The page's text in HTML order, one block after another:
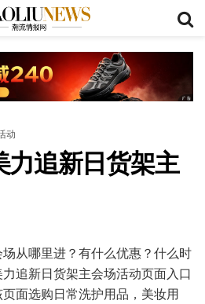
动
追新日货架主
从哪里进？有什么优惠？什么时
追新日货架主会场活动页面入口
面选购日常洗护用品，美妆用